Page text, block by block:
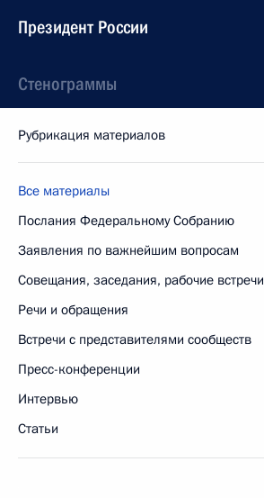
Президент России
Стенограммы
Рубрикация материалов
Все материалы
Послания Федеральному Собранию
Заявления по важнейшим вопросам
Совещания, заседания, рабочие встречи
Речи и обращения
Встречи с представителями сообществ
Пресс-конференции
Интервью
Статьи